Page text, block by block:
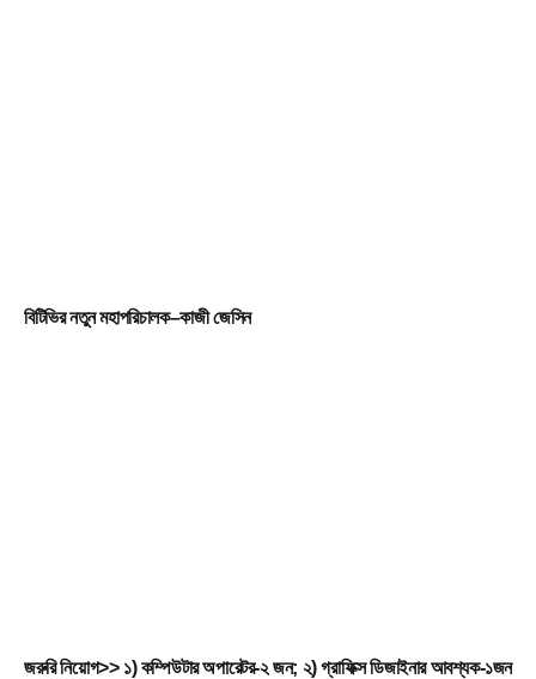
বিটিভির নতুন মহাপরিচালক–কাজী জেসিন
জরুরি নিয়োগ>> ১) কম্পিউটার অপারেটর-২ জন; ২) গ্রাফিক্স ডিজাইনার আবশ্যক-১জন